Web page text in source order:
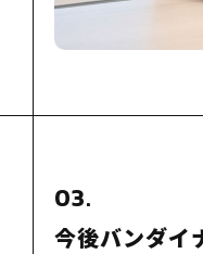
03.
今後バンダイ